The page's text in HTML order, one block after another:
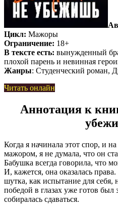
Цикл: Мажоры
Ограничение: 18+
В тексте есть: вынужденный
плохой парень и невинная
Жанры: Студенческий роман,
Читать онлайн
Аннотация к
Когда я начинала этот спор, и
мажором, я не думала, что он
Бабушка всегда говорила, что
И, кажется, она оказалась
шутка, как испытание для
победой в глазах уже готов был
собиралась сдаваться.